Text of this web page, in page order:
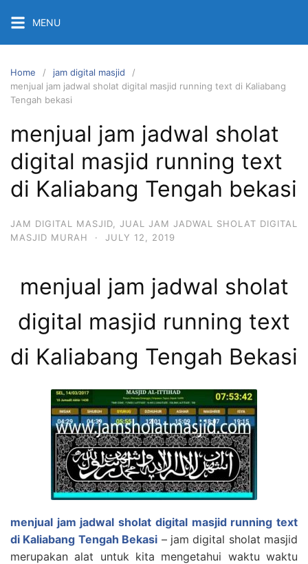
content
MENU
Home
jam digital masjid
menjual jam jadwal sholat digital masjid running text di Kaliabang
Tengah bekasi
menjual jam jadwal sholat
digital masjid running text
di Kaliabang Tengah bekasi
JAM DIGITAL MASJID
JUAL JAM JADWAL SHOLAT DIGITAL
MASJID MURAH
· JULY 12, 2019
menjual jam jadwal sholat
digital masjid running text
di Kaliabang Tengah Bekasi
menjual jam jadwal sholat digital masjid running text
di Kaliabang Tengah Bekasi – jam digital sholat masjid
merupakan alat untuk kita mengetahui waktu waktu